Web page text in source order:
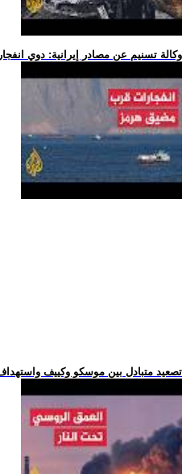
.. وكالة تسنيم عن مصادر إيرانية: دوي
.. تصعيد متبادل بين موسكو وكييف